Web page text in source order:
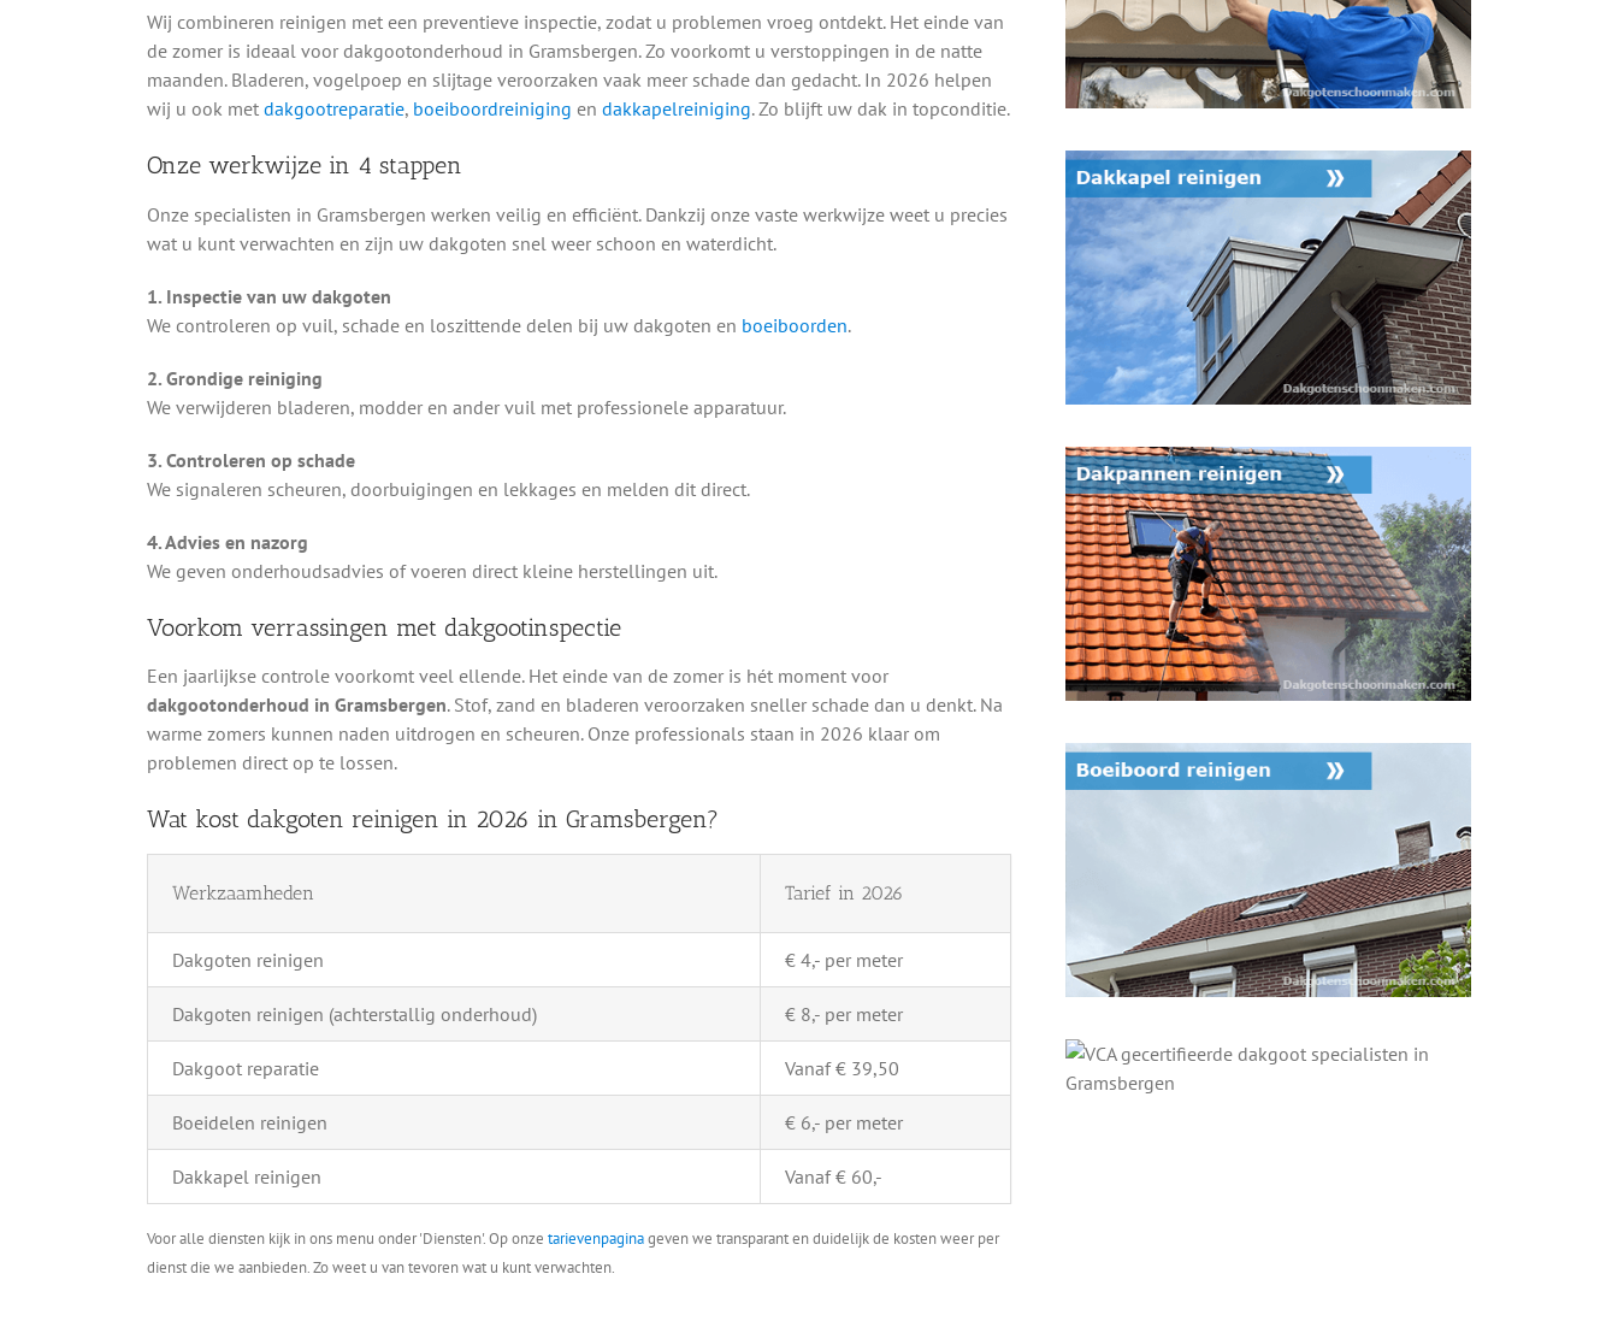
Wij combineren reinigen met een preventieve inspectie, zodat u problemen vroeg ontdekt. Het einde van
de zomer is ideaal voor dakgootonderhoud in Gramsbergen. Zo voorkomt u verstoppingen in de natte
maanden. Bladeren, vogelpoep en slijtage veroorzaken vaak meer schade dan gedacht. In 2026 helpen
wij u ook met dakgootreparatie, boeiboordreiniging en dakkapelreiniging. Zo blijft uw dak in topconditie.
Onze werkwijze in 4 stappen
Onze specialisten in Gramsbergen werken veilig en efficiënt. Dankzij onze vaste werkwijze weet u precies
wat u kunt verwachten en zijn uw dakgoten snel weer schoon en waterdicht.
1. Inspectie van uw dakgoten
We controleren op vuil, schade en loszittende delen bij uw dakgoten en boeiboorden.
2. Grondige reiniging
We verwijderen bladeren, modder en ander vuil met professionele apparatuur.
3. Controleren op schade
We signaleren scheuren, doorbuigingen en lekkages en melden dit direct.
4. Advies en nazorg
We geven onderhoudsadvies of voeren direct kleine herstellingen uit.
Voorkom verrassingen met dakgootinspectie
Een jaarlijkse controle voorkomt veel ellende. Het einde van de zomer is hét moment voor
dakgootonderhoud in Gramsbergen. Stof, zand en bladeren veroorzaken sneller schade dan u denkt. Na
warme zomers kunnen naden uitdrogen en scheuren. Onze professionals staan in 2026 klaar om
problemen direct op te lossen.
Wat kost dakgoten reinigen in 2026 in Gramsbergen?
Werkzaamheden Tarief in 2026
Dakgoten reinigen € 4,- per meter
Dakgoten reinigen (achterstallig onderhoud) € 8,- per meter
Dakgoot reparatie Vanaf € 39,50
Boeidelen reinigen € 6,- per meter
Dakkapel reinigen Vanaf € 60,-
Voor alle diensten kijk in ons menu onder 'Diensten'. Op onze tarievenpaginageven we transparant en duidelijk de kosten weer per
dienst die we aanbieden. Zo weet u van tevoren wat u kunt verwachten.